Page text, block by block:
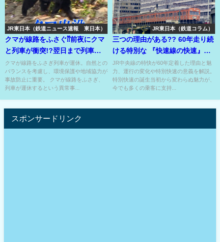
JR東日本（鉄道ニュース速報 東日本）
クマが線路をふさぐ⁇前夜にクマ
と列車が衝突!?翌日まで列車が
運休⁇
クマが線路をふさぎ列車が運休。自然との
バランスを考慮し、環境保護や地域協力が
事故防止に重要。 クマが線路をふさぎ、
列車が運休するという異常事...
JR東日本（鉄道コラム）
三つの理由がある?? 60年走り続
ける特別な 『快速線の快速』誕
生時に語られた??
JR中央線の特快が60年定着した理由と魅
力、運行の変化や特別快速の意義を解説。
特別快速の誕生当初から変わらぬ魅力が、
今でも多くの乗客に支持...
スポンサードリンク